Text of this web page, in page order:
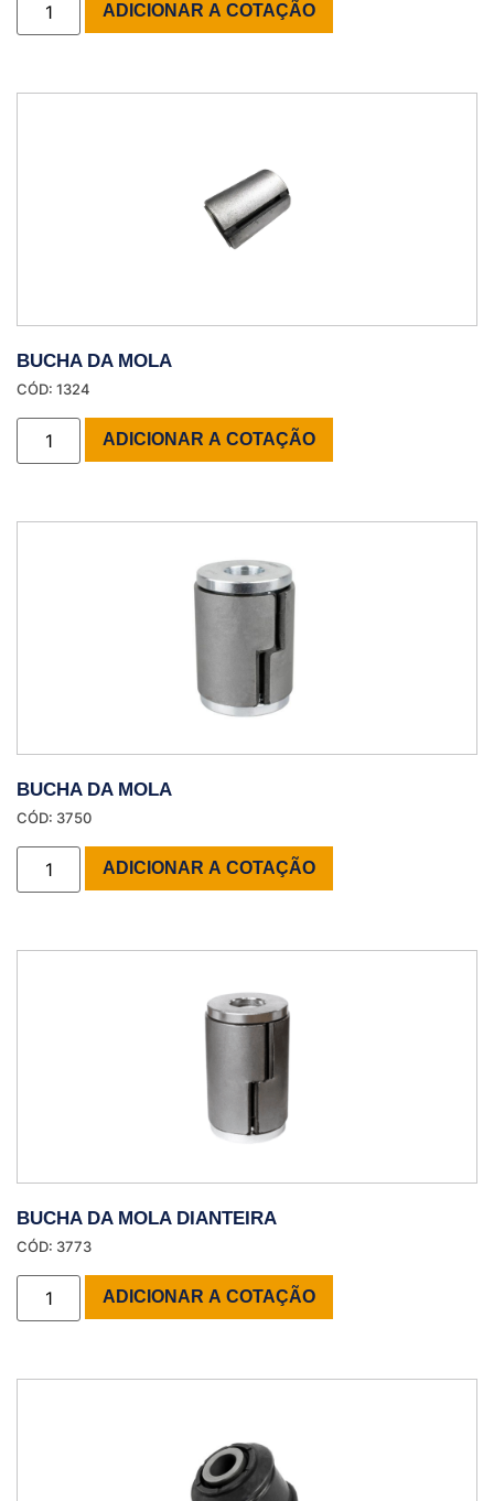
ADICIONAR A COTAÇÃO
BUCHA DA MOLA
CÓD: 1324
ADICIONAR A COTAÇÃO
BUCHA DA MOLA
CÓD: 3750
ADICIONAR A COTAÇÃO
BUCHA DA MOLA DIANTEIRA
CÓD: 3773
ADICIONAR A COTAÇÃO